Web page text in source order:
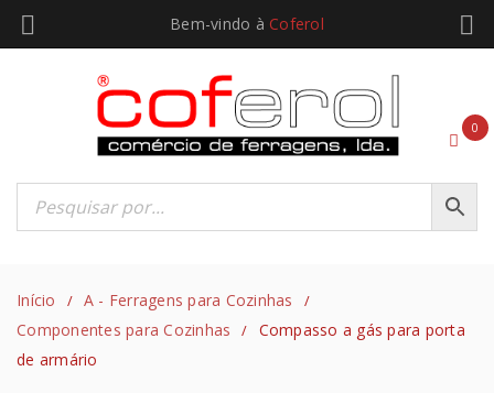
Bem-vindo à Coferol
0
Início / A - Ferragens para Cozinhas /
Componentes para Cozinhas /
Compasso a gás para porta
de armário